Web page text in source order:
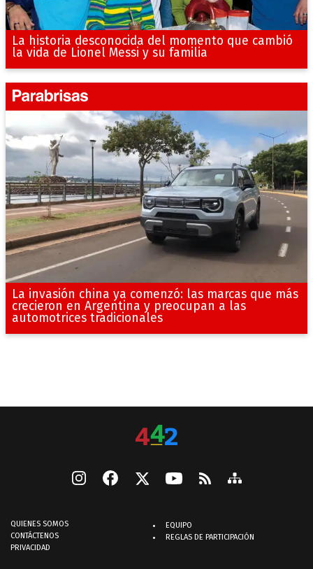
La historia desconocida del momento que cambió
la vida de Lionel Messi y su familia
La invasión china ya comenzó: las marcas que más
crecieron en Argentina y preocupan a las
automotrices tradicionales
QUIENES SOMOS
CONTÁCTENOS
PRIVACIDAD
EQUIPO
REGLAS DE PARTICIPACIÓN